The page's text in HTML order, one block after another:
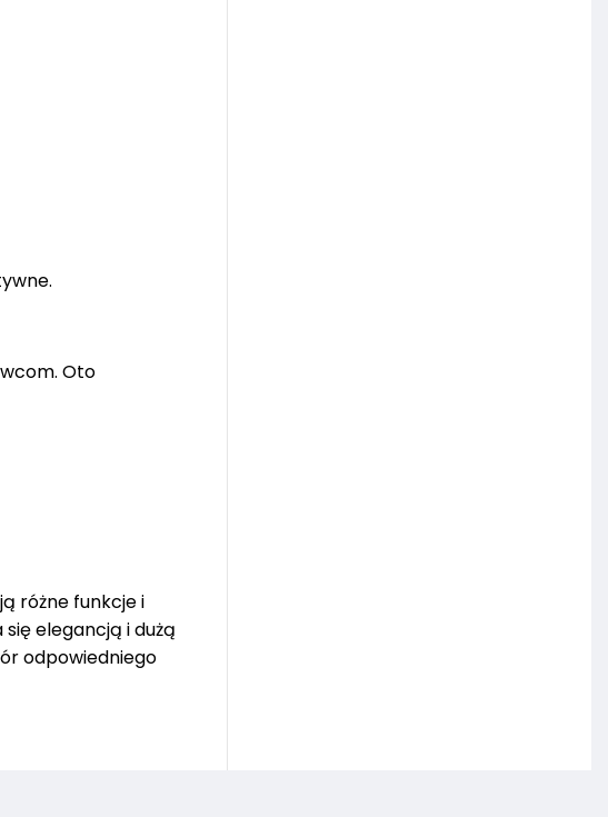
Oto
różne funkcje i
elegancją i dużą
odpowiedniego